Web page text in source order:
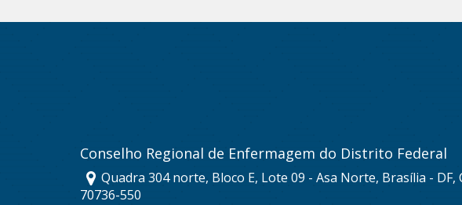
Conselho Regional de Enfermagem do Distrito Federal
Quadra 304 norte, Bloco E, Lote 09 - Asa Norte, Brasília - DF,
70736-550